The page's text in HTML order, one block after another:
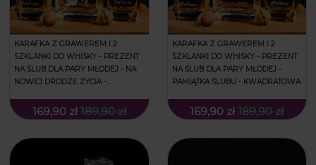
KARAFKA Z GRAWEREM I 2
SZKLANKI DO WHISKY - PREZENT
NA ŚLUB DLA PARY MŁODEJ - NA
NOWEJ DRODZE ŻYCIA -
169,90 zł 189,90 zł
KARAFKA Z GRAWEREM I 2
SZKLANKI DO WHISKY - PREZENT
NA ŚLUB DLA PARY MŁODEJ -
PAMIĄTKA ŚLUBU - KWADRATOWA
169,90 zł 189,90 zł